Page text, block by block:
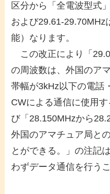
区分から「全電波型式
および29.61-29.70MHz
能）なります。
この改正により「
の周波数は、外国のア
帯幅が3kHz以下の電話
CWによる通信に使用
び「28.150MHzから
外国のアマチュア局と
とができる。」の注記
わずデータ通信を行う